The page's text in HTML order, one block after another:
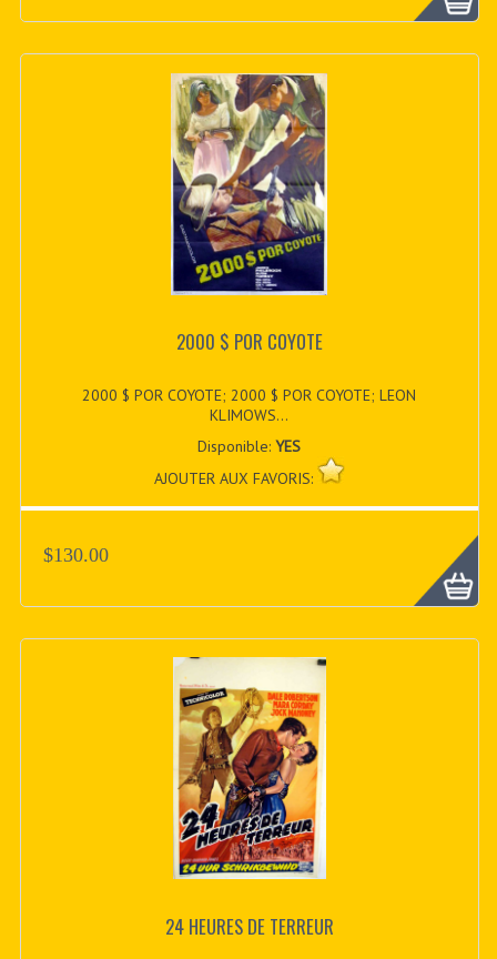
2000 $ POR COYOTE
2000 $ POR COYOTE; 2000 $ POR COYOTE; LEON
KLIMOWS...
Disponible:YES
AJOUTER AUX FAVORIS:
$130.00
24 HEURES DE TERREUR